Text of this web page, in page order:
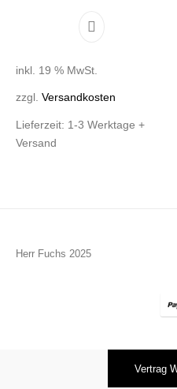
inkl. 19 % MwSt.
zzgl.Versandkosten
Lieferzeit: 1-3 Werktage +
Versand
Herr Fuchs 2025
Vertrag